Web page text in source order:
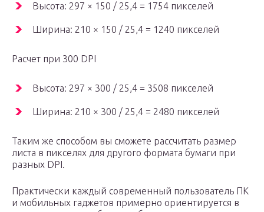
Высота: 297 × 150 / 25,4 = 1754 пикселей
Ширина: 210 × 150 / 25,4 = 1240 пикселей
Расчет при 300 DPI
Высота: 297 × 300 / 25,4 = 3508 пикселей
Ширина: 210 × 300 / 25,4 = 2480 пикселей
Таким же способом вы cможете рассчитать размер
листа в пикселях для другого формата бумаги при
разных DPI.
Практически каждый современный пользователь ПК
и мобильных гаджетов примерно ориентируется в